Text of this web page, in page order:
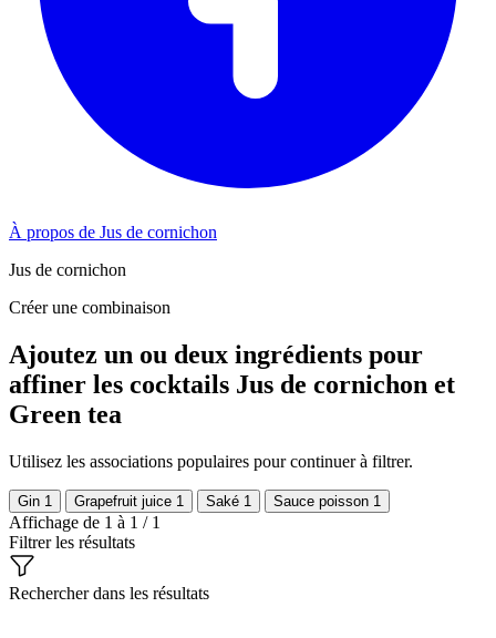
À propos de Jus de cornichon
Jus de cornichon
Créer une combinaison
Ajoutez un ou deux ingrédients pour
affiner les cocktails Jus de cornichon et
Green tea
Utilisez les associations populaires pour continuer à filtrer.
Gin 1 Grapefruit juice 1 Saké 1 Sauce poisson 1
Affichage de 1 à 1 / 1
Filtrer les résultats
Rechercher dans les résultats